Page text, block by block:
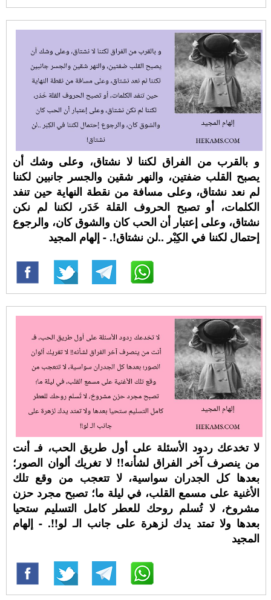
و بالقرب من الفراق لكننا لا نشتاق، وعلى وشك أن
يصبح القلب ضفتين، والنهر شقين والجسر جانبين لكننا
لم نعد نشتاق، وعلى مسافة من نقطة النهاية حين تنفد
الكلمات، أو تصبح الحروف القلة خَدَر، لكننا لم نكن
نشتاق، وعلى إعتبار أن الحب كان والشوق كان، والرجوع
إحتمال لكننا في الكِبْر ..لن نشتاق!. - إلهام المجيد
لا تخدعك ردود الأسئلة على أول طريق الحب، فـ أنت
من ينصرف آخر الفراق لشأنه!! لا تغريك ألوان الصور؛
بعدها كل الجدران سواسية، لا تتعجب من وقع تلك
الأغنية على مسمع القلب، في ليلة ما؛ تصبح مجرد حزن
مشروخ، لا تُسلم روحك للعطر كامل التسليم ستحيا
بعدها ولا تمتد يدك لزهرة على جانب الـ لو!!. - إلهام
المجيد